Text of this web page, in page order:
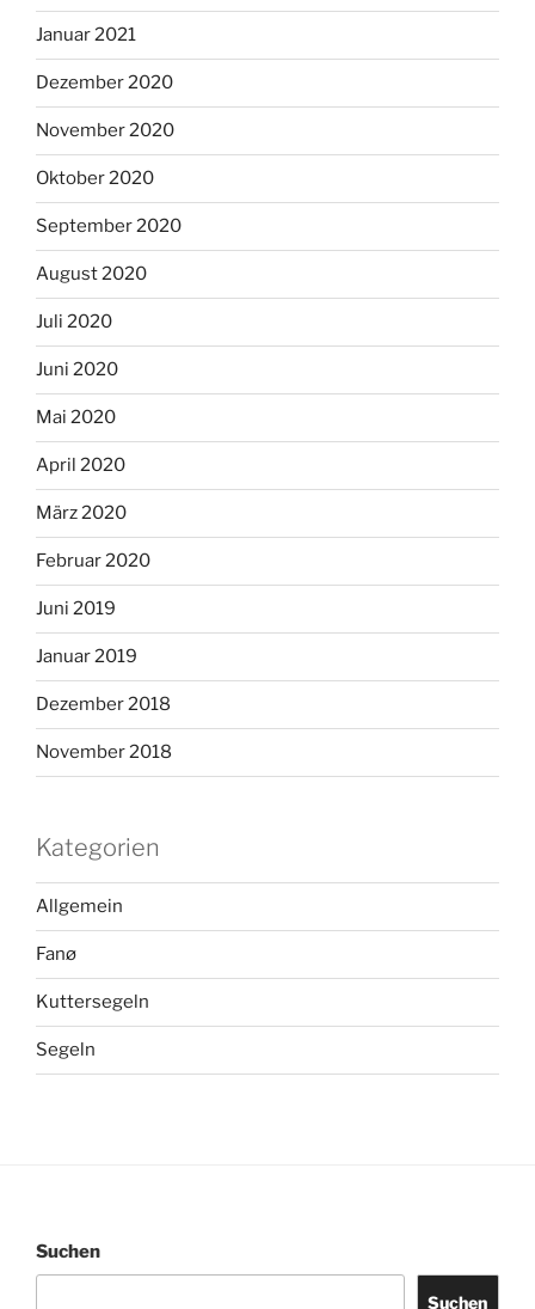
Januar 2021
Dezember 2020
November 2020
Oktober 2020
September 2020
August 2020
Juli 2020
Juni 2020
Mai 2020
April 2020
März 2020
Februar 2020
Juni 2019
Januar 2019
Dezember 2018
November 2018
Kategorien
Allgemein
Fanø
Kuttersegeln
Segeln
Suchen
Suchen